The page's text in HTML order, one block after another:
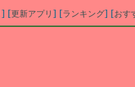
] [更新アプリ ] [ランキング] [おす